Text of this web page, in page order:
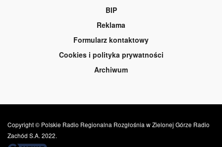
BIP
Reklama
Formularz kontaktowy
Cookies i polityka prywatności
Archiwum
Copyright © Polskie Radio Regionalna Rozgłośnia w Zielonej Górze Radio
Zachód S.A. 2022.